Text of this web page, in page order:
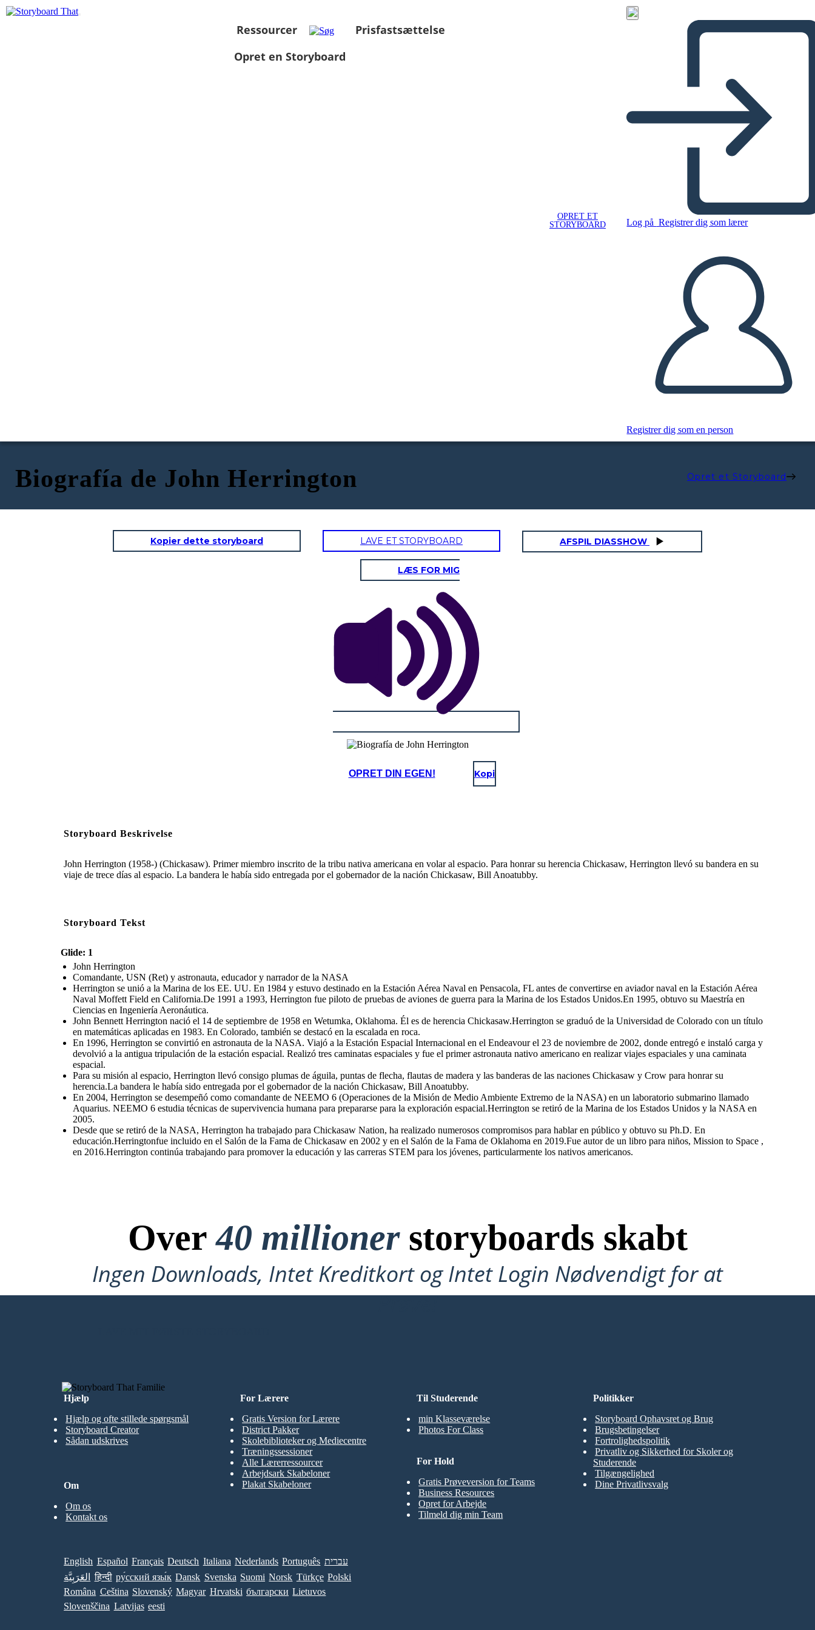
Ressourcer
Prisfastsættelse
Opret en Storyboard
OPRET ET
STORYBOARD
Log på Registrer dig som lærer
Registrer dig som en person
Biografía de John Herrington Opret et Storyboard
Kopier dette storyboard LAVE ET STORYBOARD AFSPIL DIASSHOW
LÆS FOR MIG
OPRET DIN EGEN! Kopi
Storyboard Beskrivelse
John Herrington (1958-) (Chickasaw). Primer miembro inscrito de la tribu nativa americana en volar al espacio. Para honrar su herencia Chickasaw, Herrington llevó su bandera en su
viaje de trece días al espacio. La bandera le había sido entregada por el gobernador de la nación Chickasaw, Bill Anoatubby.
Storyboard Tekst
Glide: 1
John Herrington
Comandante, USN (Ret) y astronauta, educador y narrador de la NASA
Herrington se unió a la Marina de los EE. UU. En 1984 y estuvo destinado en la Estación Aérea Naval en Pensacola, FL antes de convertirse en aviador naval en la Estación Aérea
Naval Moffett Field en California.De 1991 a 1993, Herrington fue piloto de pruebas de aviones de guerra para la Marina de los Estados Unidos.En 1995, obtuvo su Maestría en
Ciencias en Ingeniería Aeronáutica.
John Bennett Herrington nació el 14 de septiembre de 1958 en Wetumka, Oklahoma. Él es de herencia Chickasaw.Herrington se graduó de la Universidad de Colorado con un título
en matemáticas aplicadas en 1983. En Colorado, también se destacó en la escalada en roca.
En 1996, Herrington se convirtió en astronauta de la NASA. Viajó a la Estación Espacial Internacional en el Endeavour el 23 de noviembre de 2002, donde entregó e instaló carga y
devolvió a la antigua tripulación de la estación espacial. Realizó tres caminatas espaciales y fue el primer astronauta nativo americano en realizar viajes espaciales y una caminata
espacial.
Para su misión al espacio, Herrington llevó consigo plumas de águila, puntas de flecha, flautas de madera y las banderas de las naciones Chickasaw y Crow para honrar su
herencia.La bandera le había sido entregada por el gobernador de la nación Chickasaw, Bill Anoatubby.
En 2004, Herrington se desempeñó como comandante de NEEMO 6 (Operaciones de la Misión de Medio Ambiente Extremo de la NASA) en un laboratorio submarino llamado
Aquarius. NEEMO 6 estudia técnicas de supervivencia humana para prepararse para la exploración espacial.Herrington se retiró de la Marina de los Estados Unidos y la NASA en
2005.
Desde que se retiró de la NASA, Herrington ha trabajado para Chickasaw Nation, ha realizado numerosos compromisos para hablar en público y obtuvo su Ph.D. En
educación.Herringtonfue incluido en el Salón de la Fama de Chickasaw en 2002 y en el Salón de la Fama de Oklahoma en 2019.Fue autor de un libro para niños, Mission to Space ,
en 2016.Herrington continúa trabajando para promover la educación y las carreras STEM para los jóvenes, particularmente los nativos americanos.
Over40 millionerstoryboards skabt
Ingen Downloads, Intet Kreditkort og Intet Login Nødvendigt for at
Prøve!
Hjælp
Hjælp og ofte stillede spørgsmål
Storyboard Creator
Sådan udskrives
Til Studerende
min Klasseværelse
Photos For Class
For Lærere
Gratis Version for Lærere
District Pakker
Skolebiblioteker og Mediecentre
Træningssessioner
Alle Lærerressourcer
Arbejdsark Skabeloner
Plakat Skabeloner
For Hold
Gratis Prøveversion for Teams
Business Resources
Opret for Arbejde
Tilmeld dig min Team
Om
Om os
Kontakt os
Politikker
Storyboard Ophavsret og Brug
Brugsbetingelser
Fortrolighedspolitik
Privatliv og Sikkerhed for Skoler og
Studerende
Tilgængelighed
Dine Privatlivsvalg
English Español Français Deutsch Italiana Nederlands Português עברית
العَرَبِيَّة
हिन्दी ру́сский язы́к Dansk Svenska Suomi Norsk Türkçe Polski
Româna Ceština Slovenský Magyar Hrvatski български Lietuvos
Slovenščina Latvijas eesti